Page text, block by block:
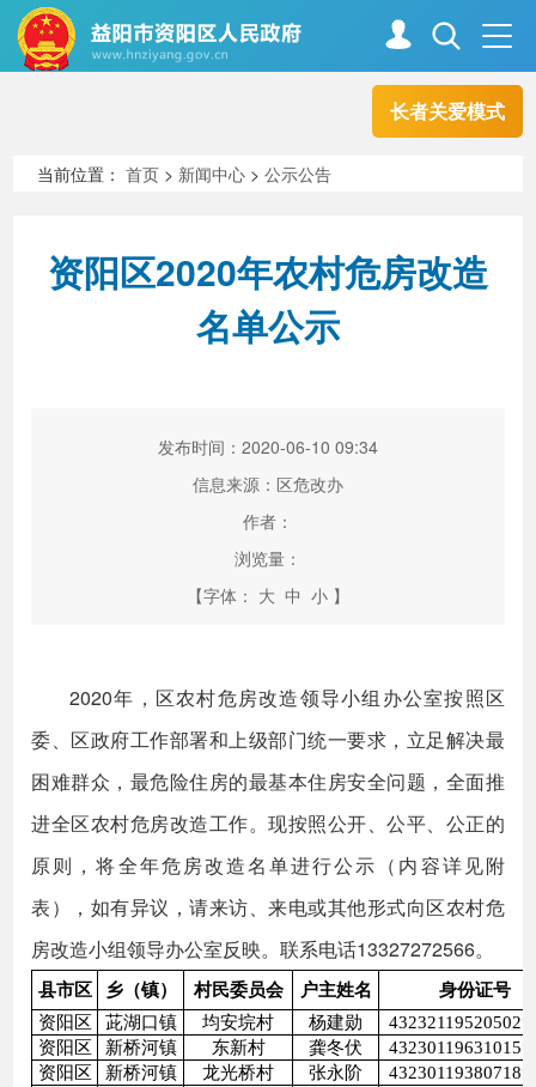
长者关爱模式
走进资阳
当前位置：首页 > 新闻中心 >公示公告
资阳区2020年农村危房改造
名单公示
发布时间：2020-06-10 09:34
信息来源：区危改办
作者：
浏览量：
【字体： 大 中 小 】
2020年，区农村危房改造领导小组办公室按照区
委、区政府工作部署和上级部门统一要求，立足解决最
困难群众，最危险住房的最基本住房安全问题，全面推
进全区农村危房改造工作。现按照公开、公平、公正的
原则，将全年危房改造名单进行公示（内容详见附
表），如有异议，请来访、来电或其他形式向区农村危
房改造小组领导办公室反映。联系电话13327272566。
县市区 乡（镇） 村民委员会 户主姓名
身份证号
资阳区
茈湖口镇 均安垸村 杨建勋
资阳区
新桥河镇 东新村 龚冬伏
资阳区
新桥河镇 龙光桥村 张永阶